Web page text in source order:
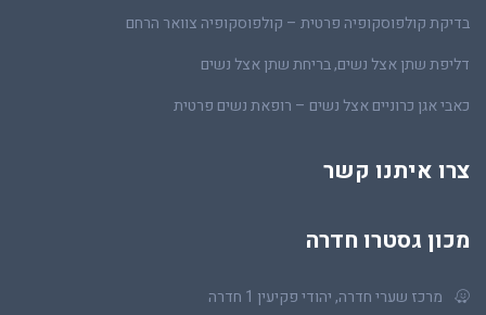
בדיקת קולפוסקופיה פרטית – קולפוסקופיה צוואר הרחם
דליפת שתן אצל נשים, בריחת שתן אצל נשים
כאבי אגן כרוניים אצל נשים – רופאת נשים פרטית
צרו איתנו קשר
מכון גסטרו חדרה
מרכז שערי חדרה, יהודי פקיעין 1 חדרה